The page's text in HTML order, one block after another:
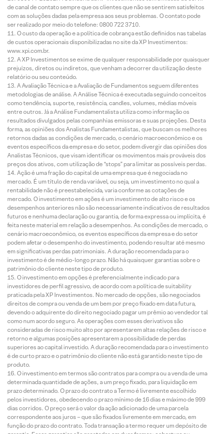
de canal de contato sempre que os clientes que não se sentirem satisfeitos
com as soluções dadas pela empresa aos seus problemas. O contato pode
ser realizado por meio do telefone: 0800 722 3710.
O custo da operação e a política de cobrança estão definidos nas tabelas
de custos operacionais disponibilizadas no site da XP Investimentos:
www.xpi.com.br.
A XP Investimentos se exime de qualquer responsabilidade por quaisquer
prejuízos, diretos ou indiretos, que venham a decorrer da utilização deste
relatório ou seu conteúdo.
A Avaliação Técnica e a Avaliação de Fundamentos seguem diferentes
metodologias de análise. A Análise Técnica é executada seguindo conceitos
como tendência, suporte, resistência, candles, volumes, médias móveis
entre outros. Já a Análise Fundamentalista utiliza como informação os
resultados divulgados pelas companhias emissoras e suas projeções. Desta
forma, as opiniões dos Analistas Fundamentalistas, que buscam os melhores
retornos dadas as condições de mercado, o cenário macroeconômico e os
eventos específicos da empresa e do setor, podem divergir das opiniões dos
Analistas Técnicos, que visam identificar os movimentos mais prováveis dos
preços dos ativos, com utilização de “stops” para limitar as possíveis perdas.
Ação é uma fração do capital de uma empresa que é negociada no
mercado. É um título de renda variável, ou seja, um investimento no qual a
rentabilidade não é preestabelecida, varia conforme as cotações de
mercado. O investimento em ações é um investimento de alto risco e os
desempenhos anteriores não são necessariamente indicativos de resultados
futuros e nenhuma declaração ou garantia, de forma expressa ou implícita, é
feita neste material em relação a desempenhos. As condições de mercado, o
cenário macroeconômico, os eventos específicos da empresa e do setor
podem afetar o desempenho do investimento, podendo resultar até mesmo
em significativas perdas patrimoniais. A duração recomendada para o
investimento é de médio-longo prazo. Não há quaisquer garantias sobre o
patrimônio do cliente neste tipo de produto.
O investimento em opções é preferencialmente indicado para
investidores de perfil agressivo, de acordo com a política de suitability
praticada pela XP Investimentos. No mercado de opções, são negociados
direitos de compra ou venda de um bem por preço fixado em data futura,
devendo o adquirente do direito negociado pagar um prêmio ao vendedor tal
como num acordo seguro. As operações com esses derivativos são
consideradas de risco muito alto por apresentarem altas relações de risco e
retorno e algumas posições apresentarem a possibilidade de perdas
superiores ao capital investido. A duração recomendada para o investimento
é de curto prazo e o patrimônio do cliente não está garantido neste tipo de
produto.
O investimento em termos são contratos para compra ou a venda de uma
determinada quantidade de ações, a um preço fixado, para liquidação em
prazo determinado. O prazo do contrato a Termo é livremente escolhido
pelos investidores, obedecendo o prazo mínimo de 16 dias e máximo de 999
dias corridos. O preço será o valor da ação adicionado de uma parcela
correspondente aos juros – que são fixados livremente em mercado, em
função do prazo do contrato. Toda transação a termo requer um depósito de